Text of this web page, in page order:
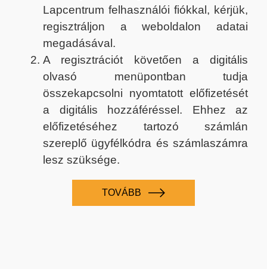
Lapcentrum felhasználói fiókkal, kérjük,
regisztráljon a weboldalon adatai
megadásával.
A regisztrációt követően a digitális
olvasó menüpontban tudja
összekapcsolni nyomtatott előfizetését
a digitális hozzáféréssel. Ehhez az
előfizetéséhez tartozó számlán
szereplő ügyfélkódra és számlaszámra
lesz szüksége.
TOVÁBB